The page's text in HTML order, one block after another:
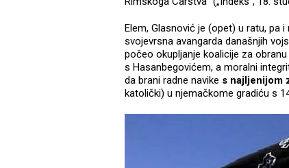
Elem, Glasnović je (opet) u ratu, pa
svojevrsna avangarda današnjih
počeo okupljanje koalicije za
s Hasanbegovićem, a moralni
da brani radne navike s najljenijom
katolički) u njemačkome gradiću s